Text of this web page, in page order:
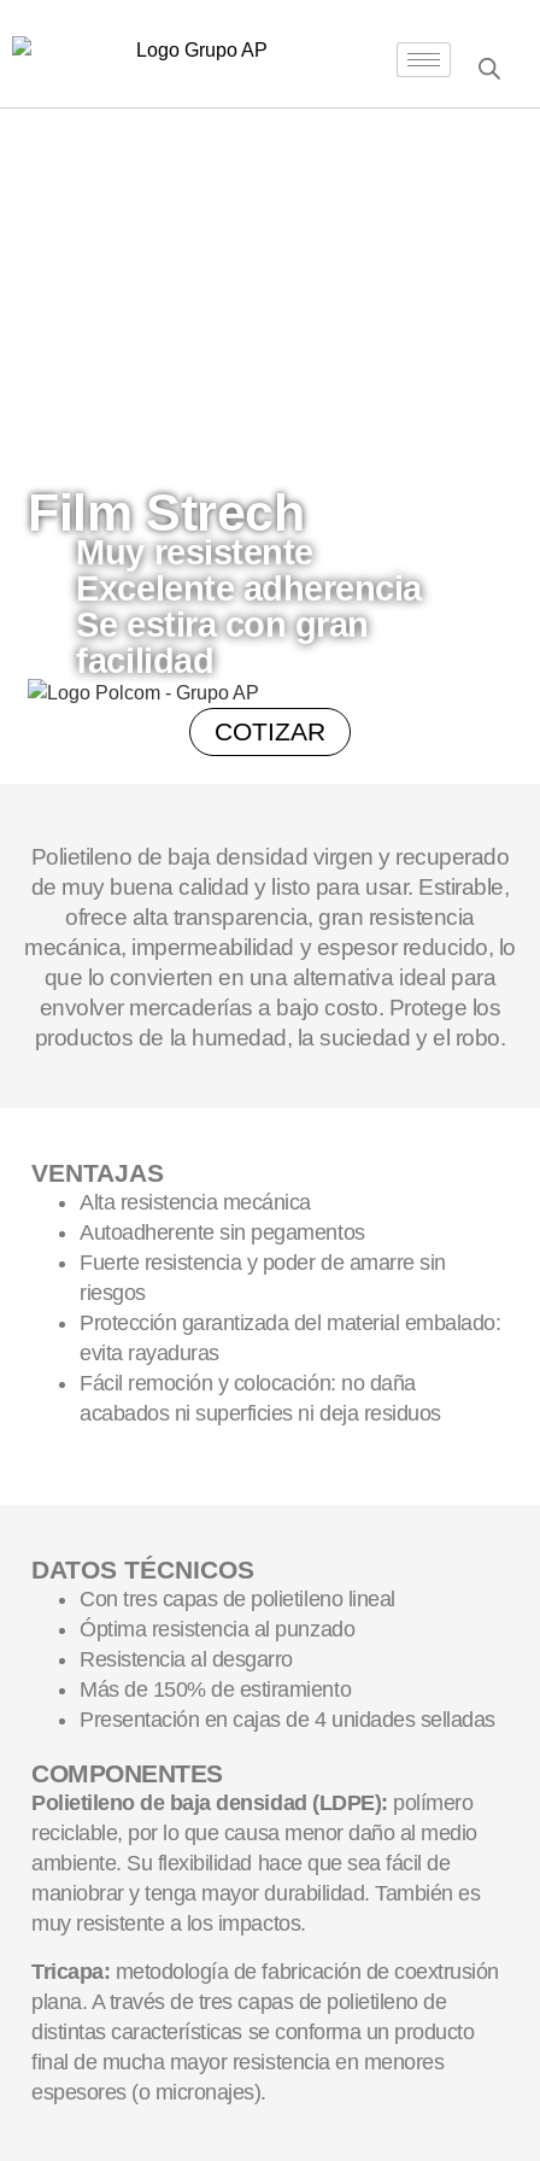
Film Strech
Muy resistente
Excelente adherencia
Se estira con gran
facilidad
COTIZAR
Polietileno de baja densidad virgen y recuperado
de muy buena calidad y listo para usar. Estirable,
ofrece alta transparencia, gran resistencia
mecánica, impermeabilidad y espesor reducido, lo
que lo convierten en una alternativa ideal para
envolver mercaderías a bajo costo. Protege los
productos de la humedad, la suciedad y el robo.
VENTAJAS
Alta resistencia mecánica
Autoadherente sin pegamentos
Fuerte resistencia y poder de amarre sin
riesgos
Protección garantizada del material embalado:
evita rayaduras
Fácil remoción y colocación: no daña
acabados ni superficies ni deja residuos
DATOS TÉCNICOS
Con tres capas de polietileno lineal
Óptima resistencia al punzado
Resistencia al desgarro
Más de 150% de estiramiento
Presentación en cajas de 4 unidades selladas
COMPONENTES
Polietileno de baja densidad (LDPE): polímero
reciclable, por lo que causa menor daño al medio
ambiente. Su flexibilidad hace que sea fácil de
maniobrar y tenga mayor durabilidad. También es
muy resistente a los impactos.
Tricapa: metodología de fabricación de coextrusión
plana. A través de tres capas de polietileno de
distintas características se conforma un producto
final de mucha mayor resistencia en menores
espesores (o micronajes).